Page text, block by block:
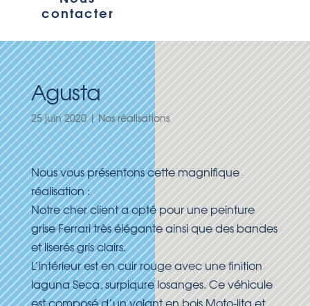
contacter
Agusta
25 juin 2020|Nos réalisations
Nous vous présentons cette magnifique
réalisation :
Notre cher client a opté pour une peinture
grise Ferrari très élégante ainsi que des bandes
et liserés gris clairs.
L’intérieur est en cuir rouge avec une finition
laguna Seca, surpiqure losanges. Ce véhicule